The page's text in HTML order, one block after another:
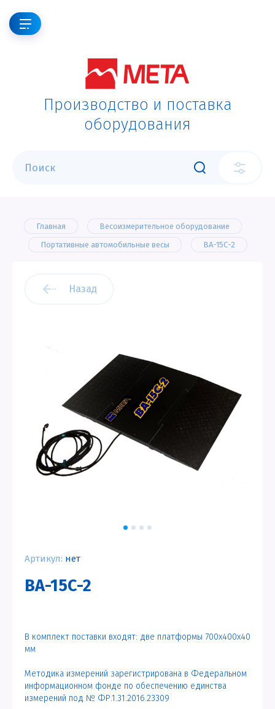
Производство и поставка
оборудования
Главная
Весоизмерительное оборудование
Портативные автомобильные весы
ВА-15С-2
Назад
Артикул: нет
ВА-15С-2
В комплект поставки входят: две платформы 700х400х40
мм
Методика измерений зарегистрирована в Федеральном
информационном фонде по обеспечению единства
измерений под № ФР.1.31.2016.23309